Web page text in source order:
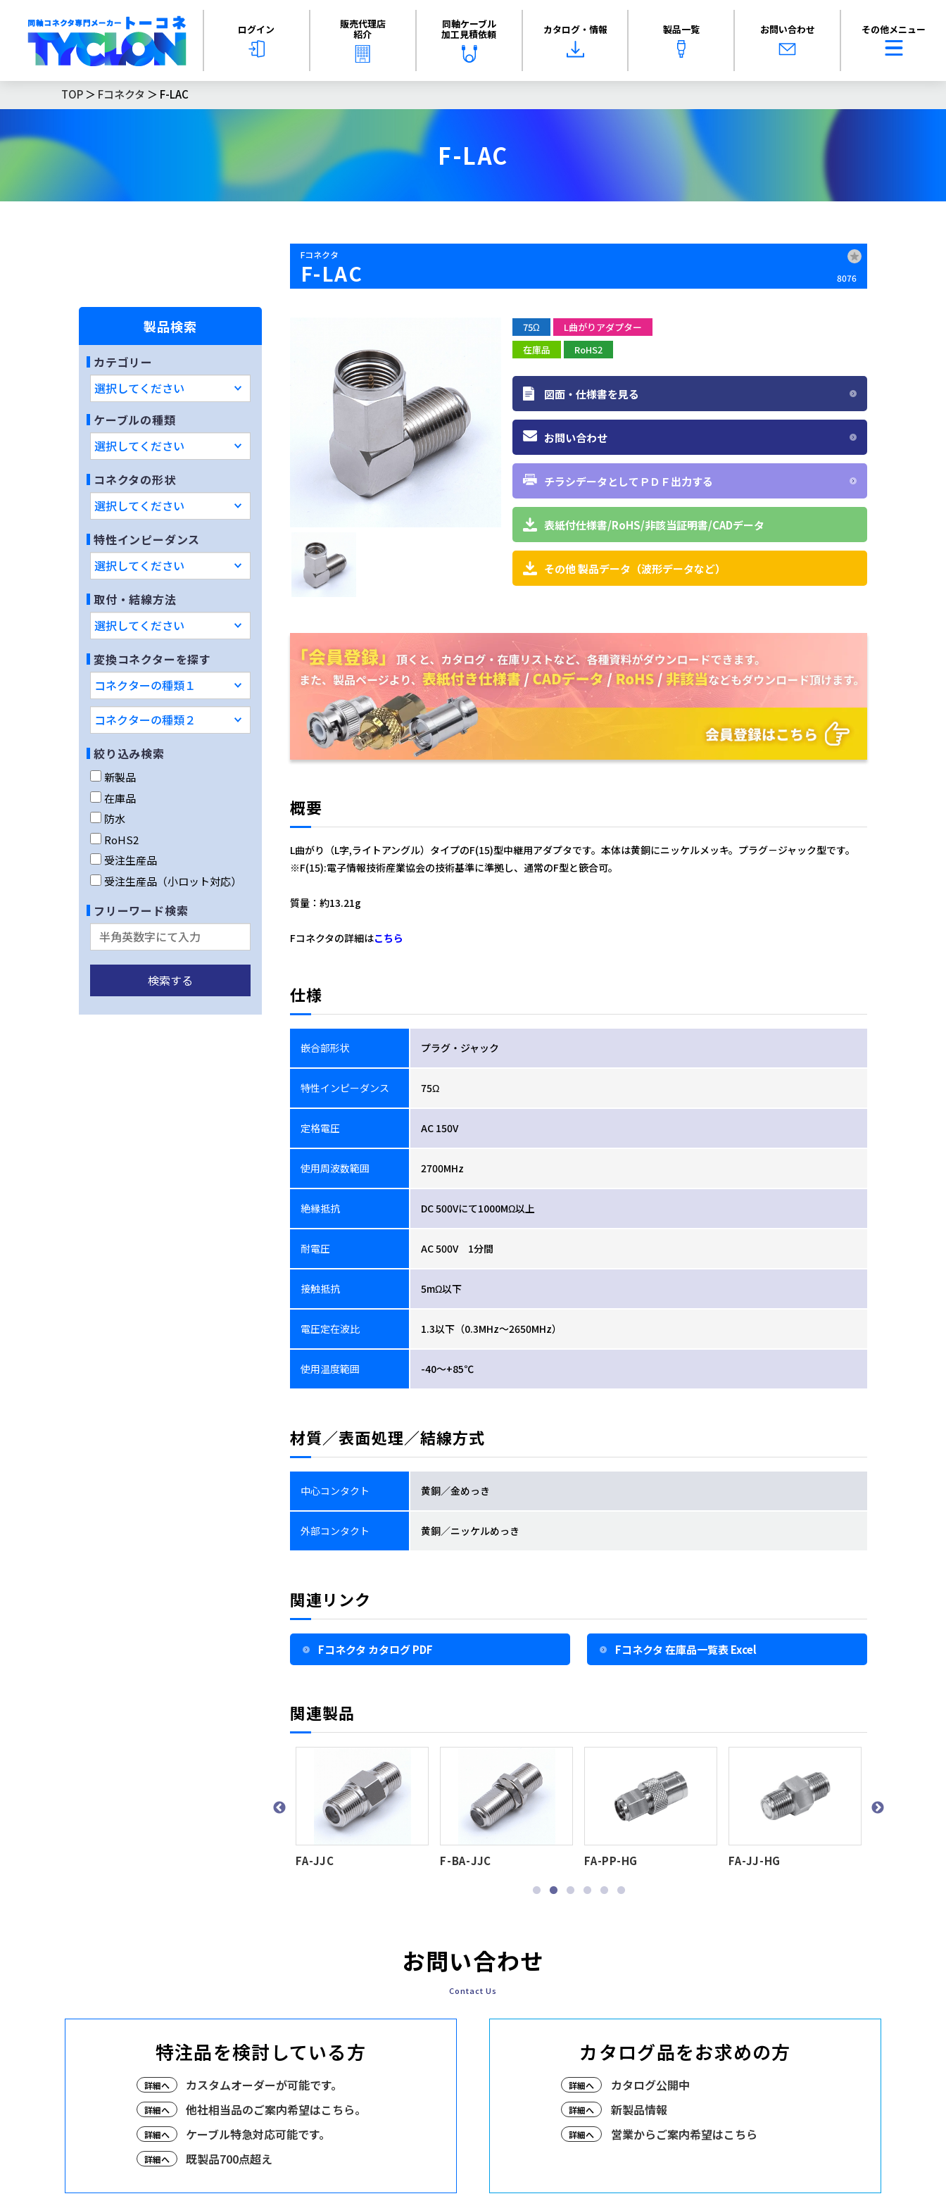
ログイン 販売代理店
紹介
同軸ケーブル
加工見積依頼 カタログ・情報 製品一覧 お問い合わせ その他メニュー
TOP＞ Fコネクタ ＞ F-LAC
F-LAC
Fコネクタ
F-LAC 8076
75Ω
L曲がりアダプター
在庫品
RoHS2
図面・仕様書を見る
お問い合わせ
チラシデータとしてＰＤＦ出力する
表紙付仕様書/RoHS/非該当証明書/CADデータ
その他 製品データ（波形データなど）
概要
L曲がり（L字,ライトアングル）タイプのF(15)型中継用アダプタです。本体は黄銅にニッケルメッキ。プラグ－ジャック型です。
※F(15):電子情報技術産業協会の技術基準に準拠し、通常のF型と篏合可。
質量：約13.21g
Fコネクタの詳細はこちら
仕様
嵌合部形状 プラグ・ジャック
特性インピーダンス 75Ω
定格電圧 AC 150V
使用周波数範囲 2700MHz
絶縁抵抗 DC 500Vにて1000MΩ以上
耐電圧 AC 500V 1分間
接触抵抗 5mΩ以下
電圧定在波比 1.3以下（0.3MHz～2650MHz）
使用温度範囲 -40～+85℃
材質／表面処理／結線方式
中心コンタクト 黄銅／金めっき
外部コンタクト 黄銅／ニッケルめっき
関連リンク
Fコネクタ カタログ PDF Fコネクタ 在庫品一覧表 Excel
関連製品
FA-JJC F-BA-JJC FA-PP-HG FA-JJ-HG
製品検索
カテゴリー
ケーブルの種類
コネクタの形状
特性インピーダンス
取付・結線方法
変換コネクターを探す
絞り込み検索
新製品
在庫品
防水
RoHS2
受注生産品
受注生産品（小ロット対応）
フリーワード検索
お問い合わせ
Contact Us
特注品を検討している方
詳細へ カスタムオーダーが可能です。
詳細へ 他社相当品のご案内希望はこちら。
詳細へ ケーブル特急対応可能です。
詳細へ 既製品700点超え
カタログ品をお求めの方
詳細へ カタログ公開中
詳細へ 新製品情報
詳細へ 営業からご案内希望はこちら